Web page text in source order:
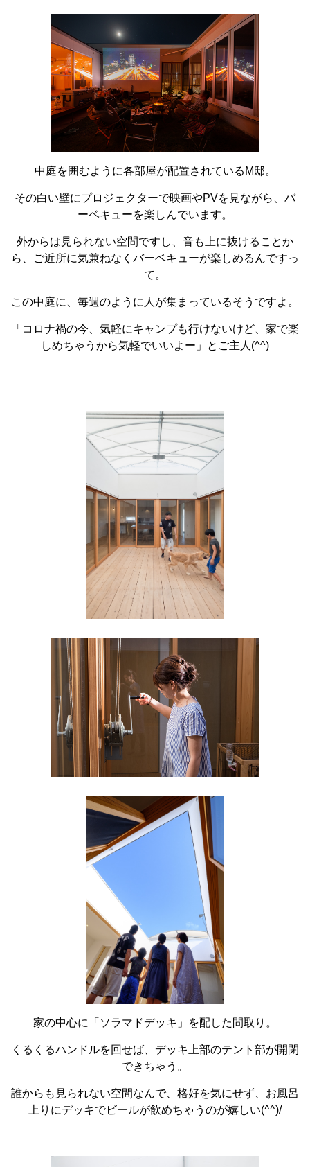
中庭を囲むように各部屋が配置されているM邸。
その白い壁にプロジェクターで映画やPVを見ながら、バ
ーベキューを楽しんでいます。
外からは見られない空間ですし、音も上に抜けることか
ら、ご近所に気兼ねなくバーベキューが楽しめるんですっ
て。
この中庭に、毎週のように人が集まっているそうですよ。
「コロナ禍の今、気軽にキャンプも行けないけど、家で楽
しめちゃうから気軽でいいよー」とご主人(^^)
家の中心に「ソラマドデッキ」を配した間取り。
くるくるハンドルを回せば、デッキ上部のテント部が開閉
できちゃう。
誰からも見られない空間なんで、格好を気にせず、お風呂
上りにデッキでビールが飲めちゃうのが嬉しい(^^)/